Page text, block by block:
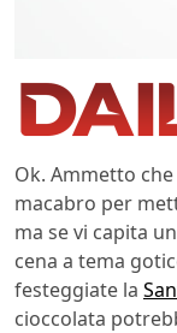
Ok. Ammetto
macabro per
ma se vi capita
cena a tema
festeggiate la
cioccolata